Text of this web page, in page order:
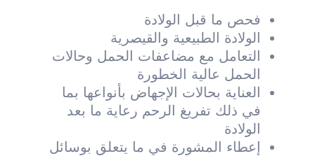
فحص ما قبل الولادة
الولادة الطبيعية والقيصرية
التعامل مع مضاعفات الحمل وحالات
الحمل عالية الخطورة
العناية بحالات الإجهاض بأنواعها بما
في ذلك تفريغ الرحم رعاية ما بعد
الولادة
إعطاء المشورة في ما يتعلق بوسائل